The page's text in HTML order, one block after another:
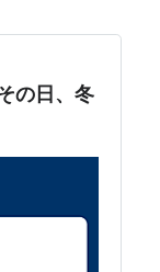
の日、冬